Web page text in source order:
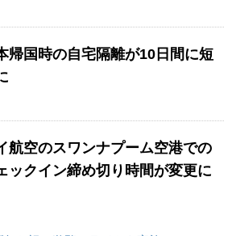
帰国時の自宅隔離が10日間に短
航空のスワンナプーム空港での
ックイン締め切り時間が変更に